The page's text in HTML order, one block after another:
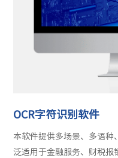
OCR字符识别软件
本软件提供多场景、多语种
泛适用于金融服务、财税报